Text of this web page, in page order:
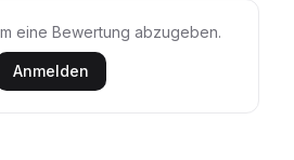
eine Bewertung abzugeben.
Anmelden